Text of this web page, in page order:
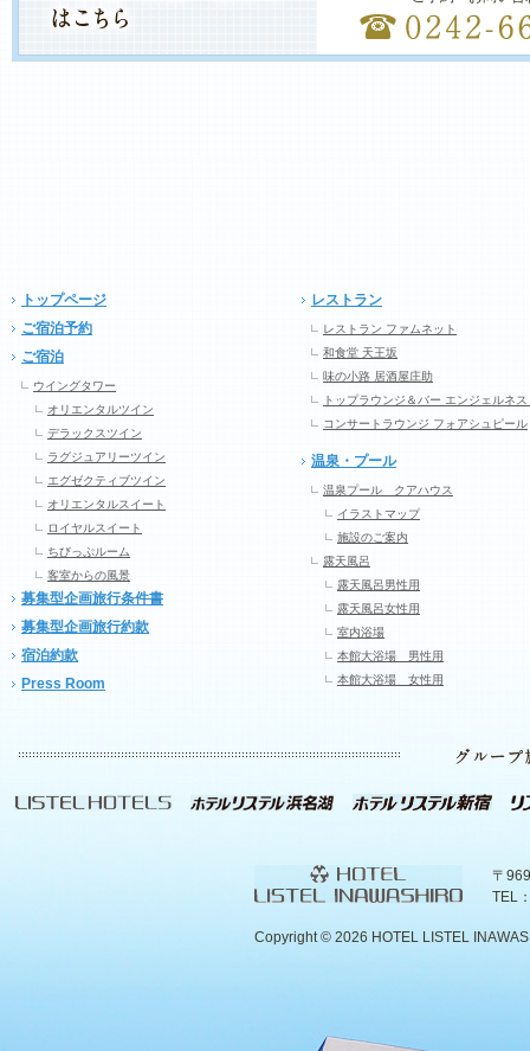
トップページ
ご宿泊予約
ご宿泊
ウイングタワー
オリエンタルツイン
デラックスツイン
ラグジュアリーツイン
エグゼクティブツイン
オリエンタルスイート
ロイヤルスイート
ちびっぷルーム
客室からの風景
募集型企画旅行条件書
募集型企画旅行約款
宿泊約款
Press Room
レストラン
レストラン ファムネット
和食堂 天王坂
味の小路 居酒屋庄助
トップラウンジ＆バー エンジェルネス
コンサートラウンジ フォアシュピール
温泉・プール
温泉プール クアハウス
イラストマップ
施設のご案内
露天風呂
露天風呂男性用
露天風呂女性用
室内浴場
本館大浴場 男性用
本館大浴場 女性用
〒
TEL
Copyright © 2026 HOTEL LISTEL